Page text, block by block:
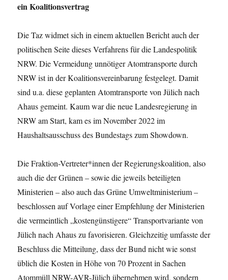
ein Koalitionsvertrag
Die Taz widmet sich in einem aktuellen Bericht auch der
politischen Seite dieses Verfahrens für die Landespolitik
NRW. Die Vermeidung unnötiger Atomtransporte durch
NRW ist in der Koalitionsvereinbarung festgelegt. Damit
sind u.a. diese geplanten Atomtransporte von Jülich nach
Ahaus gemeint. Kaum war die neue Landesregierung in
NRW am Start, kam es im November 2022 im
Haushaltsausschuss des Bundestags zum Showdown.
Die Fraktion-Vertreter*innen der Regierungskoalition, also
auch die der Grünen – sowie die jeweils beteiligten
Ministerien – also auch das Grüne Umweltministerium –
beschlossen auf Vorlage einer Empfehlung der Ministerien
die vermeintlich „kostengünstigere“ Transportvariante von
Jülich nach Ahaus zu favorisieren. Gleichzeitig umfasste der
Beschluss die Mitteilung, dass der Bund nicht wie sonst
üblich die Kosten in Höhe von 70 Prozent in Sachen
Atommüll NRW-AVR-Jülich übernehmen wird, sondern